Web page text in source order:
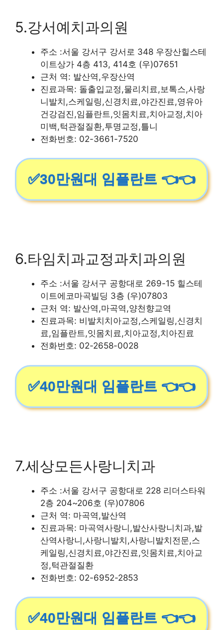
5.강서예치과의원
주소 :서울 강서구 강서로 348 우장산힐스테
이트상가 4층 413, 414호 (우)07651
근처 역: 발산역,우장산역
진료과목: 돌출입교정,물리치료,보톡스,사랑
니발치,스케일링,신경치료,야간진료,영유아
건강검진,임플란트,잇몸치료,치아교정,치아
미백,턱관절질환,투명교정,틀니
전화번호: 02-3661-7520
✅30만원대 임플란트 👈👈
6.타임치과교정과치과의원
주소 :서울 강서구 공항대로 269-15 힐스테
이트에코마곡빌딩 3층 (우)07803
근처 역: 발산역,마곡역,양천향교역
진료과목: 비발치치아교정,스케일링,신경치
료,임플란트,잇몸치료,치아교정,치아진료
전화번호: 02-2658-0028
✅40만원대 임플란트 👈👈
7.세상모든사랑니치과
주소 :서울 강서구 공항대로 228 리더스타워
2층 204~206호 (우)07806
근처 역: 마곡역,발산역
진료과목: 마곡역사랑니,발산사랑니치과,발
산역사랑니,사랑니발치,사랑니발치전문,스
케일링,신경치료,야간진료,잇몸치료,치아교
정,턱관절질환
전화번호: 02-6952-2853
✅40만원대 임플란트 👈👈